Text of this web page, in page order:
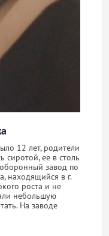
12 лет, родители
сиротой, ее в столь
завод по
находящийся в г.
роста и не
небольшую
На заводе